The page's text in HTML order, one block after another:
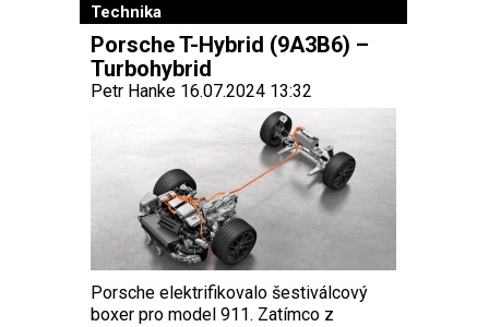
Technika
Porsche T-Hybrid (9A3B6) –
Turbohybrid
Petr Hanke 16.07.2024 13:32
Porsche elektrifikovalo šestiválcový
boxer pro model 911. Zatímco z